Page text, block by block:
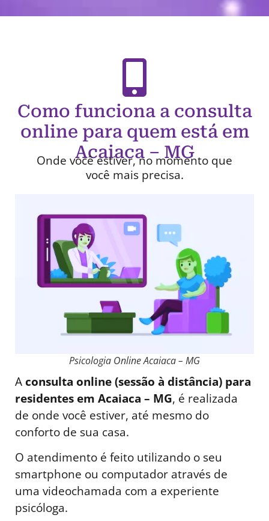
Como funciona a consulta
online para quem está em
Acaiaca – MG
Onde você estiver, no momento que
você mais precisa.
Psicologia Online Acaiaca – MG
Aconsulta online (sessão à distância) para
residentes em Acaiaca – MG, é realizada
de onde você estiver, até mesmo do
conforto de sua casa.
O atendimento é feito utilizando o seu
smartphone ou computador através de
uma videochamada com a experiente
psicóloga.